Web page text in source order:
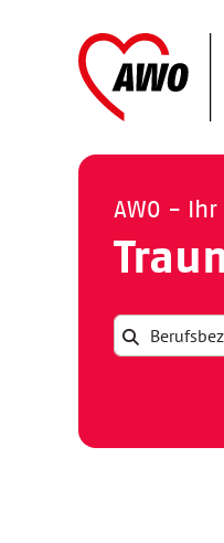
AWO -